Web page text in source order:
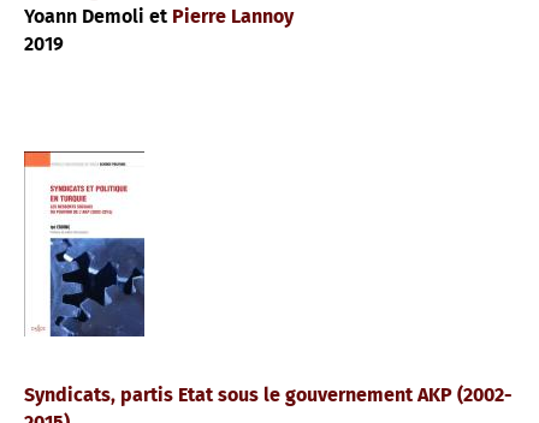
Yoann Demoli et Pierre Lannoy
2019
Syndicats, partis Etat sous le gouvernement AKP (2002-